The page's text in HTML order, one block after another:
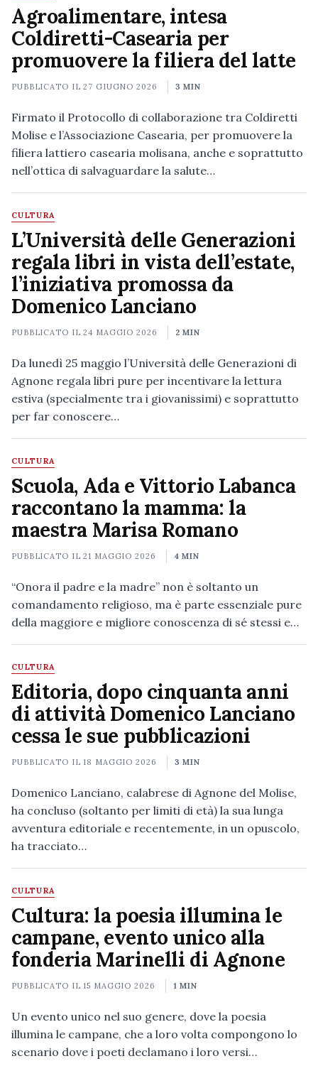
Agroalimentare, intesa
Coldiretti-Casearia per
promuovere la filiera del latte
PUBBLICATO IL27 GIUGNO 2026 3 MIN
Firmato il Protocollo di collaborazione tra Coldiretti
Molise e l’Associazione Casearia, per promuovere la
filiera lattiero casearia molisana, anche e soprattutto
nell’ottica di salvaguardare la salute…
CULTURA
L’Università delle Generazioni
regala libri in vista dell’estate,
l’iniziativa promossa da
Domenico Lanciano
PUBBLICATO IL24 MAGGIO 2026 2 MIN
Da lunedì 25 maggio l’Università delle Generazioni di
Agnone regala libri pure per incentivare la lettura
estiva (specialmente tra i giovanissimi) e soprattutto
per far conoscere…
CULTURA
Scuola, Ada e Vittorio Labanca
raccontano la mamma: la
maestra Marisa Romano
PUBBLICATO IL21 MAGGIO 2026 4 MIN
“Onora il padre e la madre” non è soltanto un
comandamento religioso, ma è parte essenziale pure
della maggiore e migliore conoscenza di sé stessi e…
CULTURA
Editoria, dopo cinquanta anni
di attività Domenico Lanciano
cessa le sue pubblicazioni
PUBBLICATO IL18 MAGGIO 2026 3 MIN
Domenico Lanciano, calabrese di Agnone del Molise,
ha concluso (soltanto per limiti di età) la sua lunga
avventura editoriale e recentemente, in un opuscolo,
ha tracciato…
CULTURA
Cultura: la poesia illumina le
campane, evento unico alla
fonderia Marinelli di Agnone
PUBBLICATO IL15 MAGGIO 2026 1 MIN
Un evento unico nel suo genere, dove la poesia
illumina le campane, che a loro volta compongono lo
scenario dove i poeti declamano i loro versi…